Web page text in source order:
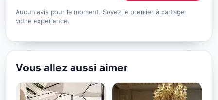
Aucun avis pour le moment. Soyez le premier à partager
votre expérience.
Vous allez aussi aimer